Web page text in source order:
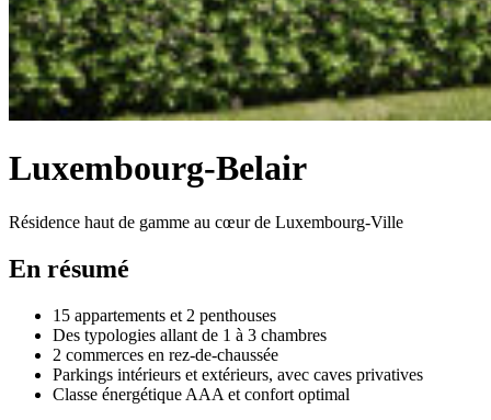
Luxembourg-Belair
Résidence haut de gamme au cœur de Luxembourg-Ville
En résumé
15 appartements et 2 penthouses
Des typologies allant de 1 à 3 chambres
2 commerces en rez-de-chaussée
Parkings intérieurs et extérieurs, avec caves privatives
Classe énergétique AAA et confort optimal